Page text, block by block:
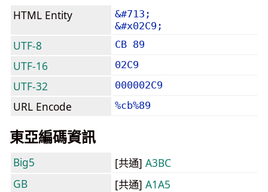
HTML Entity
&#713;
&#x02C9;
UTF-8 CB 89
UTF-16 02C9
UTF-32 000002C9
URL Encode %cb%89
東亞編碼資訊
Big5 [共通] A3BC
GB
[共通] A1A5